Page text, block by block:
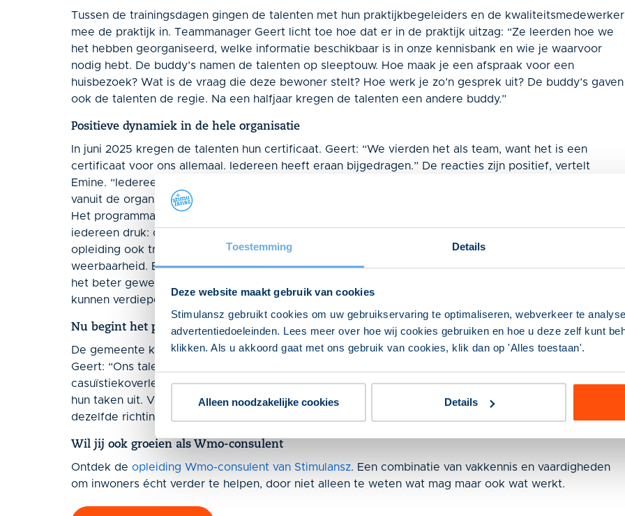
Toestemming Details
Deze website maakt gebruik van cookies
Stimulansz gebruikt cookies om uw gebruikservaring te optimaliseren, webverkeer te
advertentiedoeleinden. Lees meer over hoe wij cookies gebruiken en hoe u deze zelf kunt
klikken. Als u akkoord gaat met ons gebruik van cookies, klik dan op 'Alles toestaan'.
Alleen noodzakelijke cookies Details
Tussen de trainingsdagen gingen de talenten met hun praktijkbegeleiders en de kwaliteitsmedewerker
mee de praktijk in. Teammanager Geert licht toe hoe dat er in de praktijk uitzag: “Ze leerden hoe we
het hebben georganiseerd, welke informatie beschikbaar is in onze kennisbank en wie je waarvoor
nodig hebt. De buddy’s namen de talenten op sleeptouw. Hoe maak je een afspraak voor een
huisbezoek? Wat is de vraag die deze bewoner stelt? Hoe werk je zo’n gesprek uit? De buddy’s gaven
ook de talenten de regie. Na een halfjaar kregen de talenten een andere buddy.”
Positieve dynamiek in de hele organisatie
In juni 2025 kregen de talenten hun certificaat. Geert: “We vierden het als team, want het is een
certificaat voor ons allemaal. Iedereen heeft eraan bijgedragen.” De reacties zijn positief, vertelt
Emine. “Iedereen was lyrisch over de training. Ze hebben die met beide handen aangegrepen. Ook
vanuit de organisatie kregen we complimenten over de positieve dynamiek die de training meebracht.”
Het programma was wel intensief. Emine blikt terug: “Omdat ons team met de helft toenam, was
iedereen druk: de talenten zelf, de praktijkbegeleiders en de buddy’s. De talenten volgden naast de
opleiding ook trainingen B1-schrijven, werken met het cliëntsysteem Suite, gespreksvaardigheid en
weerbaarheid. En de praktijkbegeleiders en buddy’s hadden ook gewoon hun caseload. Achteraf was
het beter geweest de lessen meer te spreiden en zo meer rustmomenten te creëren, ook om meer te
kunnen verdiepen.”
Nu begint het pas echt
De gemeente kijkt met plezier terug op het opleidingstraject. Nu begint het pas echt voor de talenten.
Geert: “Ons talentenontwikkelprogramma duurt 2 jaar. Het buddysysteem bestaat nog en we hebben
casuïstiekoverleg. We zetten de talenten nu in op onderdelen. Vandaaruit verdiepen ze en breiden we
hun taken uit. Verder bekijken we waar er verschillen zitten in het afgeleverde werk, zodat we als team
dezelfde richting opgaan.”
Wil jij ook groeien als Wmo-consulent
Ontdek de opleiding Wmo-consulent van Stimulansz. Een combinatie van vakkennis en vaardigheden
om inwoners écht verder te helpen, door niet alleen te weten wat mag maar ook wat werkt.